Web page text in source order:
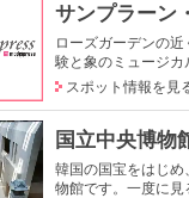
サンプラーン
ローズガーデンの
験と象のミュージ
スポット情報を見
国立中央博物
韓国の国宝をはじ
物館です。一度に